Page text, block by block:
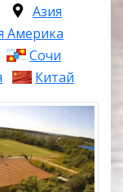
Азия
Америка
Сочи
Китай